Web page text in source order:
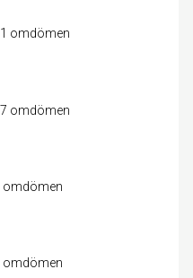
omdömen
omdömen
omdömen
omdömen